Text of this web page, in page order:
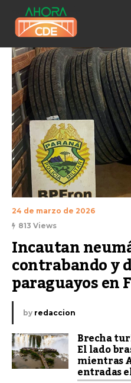
24 de marzo de 2026
813 Views
Incautan
contrabando y
paraguayos en
by redaccion
Brecha
El lado
mientras
entradas